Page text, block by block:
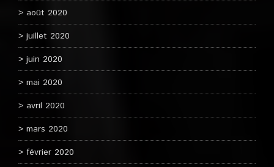
août 2020
juillet 2020
juin 2020
mai 2020
avril 2020
mars 2020
février 2020